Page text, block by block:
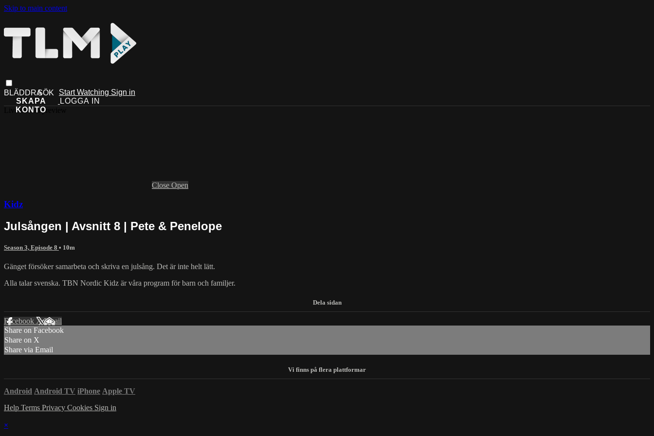
Skip to main content
Start Watching Sign in
Live stream preview
Close Open
Kidz
Julsången | Avsnitt 8 | Pete & Penelope
Season 3, Episode 8 • 10m
Gänget försöker samarbeta och skriva en julsång. Det är inte helt lätt.
Alla talar svenska. TBN Nordic Kidz är våra program för barn och familjer.
Facebook XEmail
Share on Facebook
Share on X
Share via Email
Android Android TV iPhone Apple TV
Help Terms Privacy Cookies Sign in
×